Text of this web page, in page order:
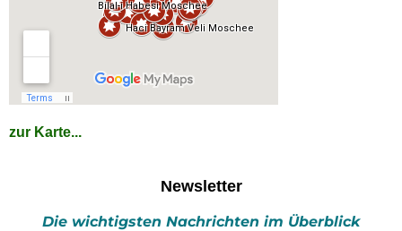
zur Karte...
Newsletter
Die wichtigsten Nachrichten im Überblick